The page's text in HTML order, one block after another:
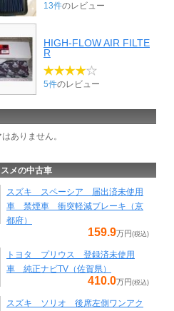
13件のレビュー
HIGH-FLOW AIR FILTE
R
5件のレビュー
ありません。
メの中古車
スズキ スペーシア 届出済未使用
車 禁煙車 衝突軽減ブレーキ（京
都府）
159.9万円(税込)
トヨタ プリウス 登録済未使用
車 純正ナビTV（佐賀県）
410.0万円(税込)
スズキ ソリオ 後席左側ワンアク